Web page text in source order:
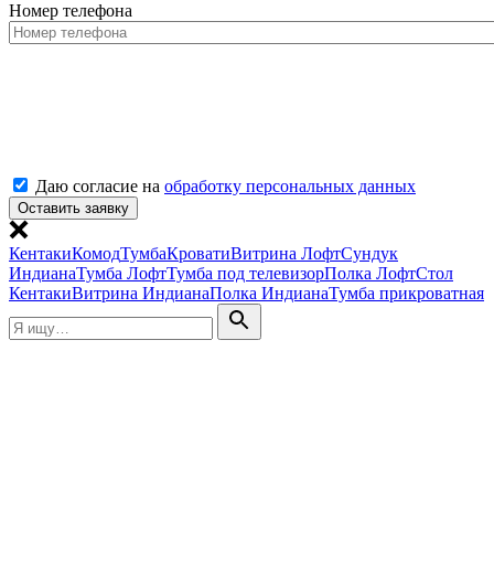
Номер телефона
Даю согласие на обработку персональных данных
КентакиКомодТумбаКроватиВитрина ЛофтСундук
ИндианаТумба ЛофтТумба под телевизорПолка ЛофтСтол
КентакиВитрина ИндианаПолка ИндианаТумба прикроватная